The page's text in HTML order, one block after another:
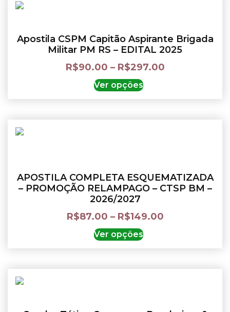
Apostila CSPM Capitão Aspirante Brigada
Militar PM RS – EDITAL 2025
R$90.00 – R$297.00
Ver opções
APOSTILA COMPLETA ESQUEMATIZADA
– PROMOÇÃO RELAMPAGO – CTSP BM –
2026/2027
R$87.00 – R$149.00
Ver opções